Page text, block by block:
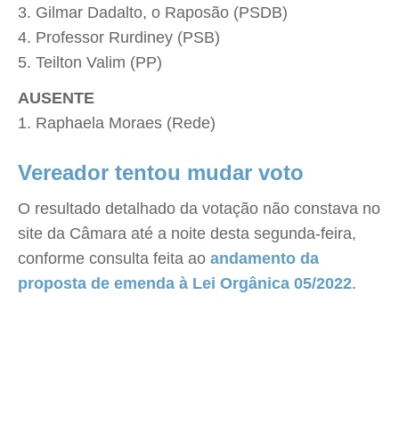
Gilmar Dadalto, o Raposão (PSDB)
Professor Rurdiney (PSB)
Teilton Valim (PP)
AUSENTE
Raphaela Moraes (Rede)
Vereador tentou mudar voto
O resultado detalhado da votação não constava no
site da Câmara até a noite desta segunda-feira,
conforme consulta feita ao andamento da
proposta de emenda à Lei Orgânica 05/2022.